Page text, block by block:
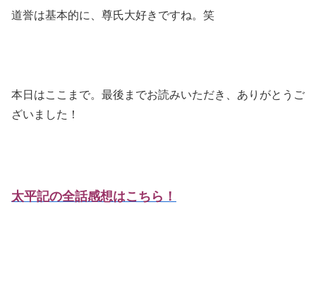
道誉は基本的に、尊氏大好きですね。笑
本日はここまで。最後までお読みいただき、ありがとうご
ざいました！
太平記の全話感想はこちら！